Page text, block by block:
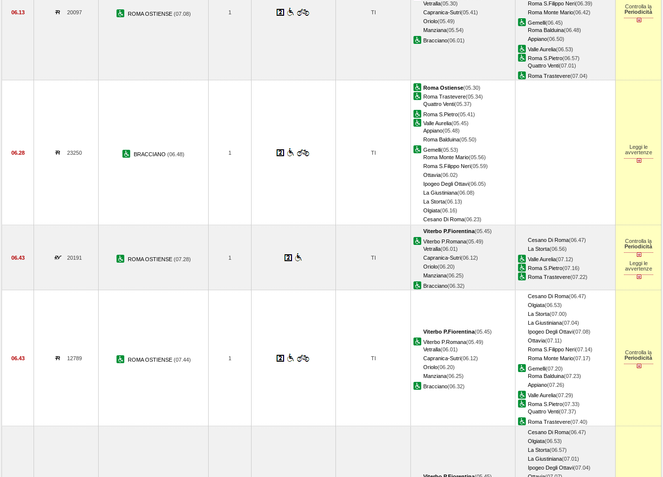
06.13 20097 ROMA OSTIENSE (07.08) 1 TI
Vetralla(05.30)
Capranica-Sutri(05.41)
Oriolo(05.49)
Manziana(05.54)
Bracciano(06.01)
Roma S.Filippo Neri(06.39)
Roma Monte Mario(06.42)
Gemelli(06.45)
Roma Balduina(06.48)
Appiano(06.50)
Valle Aurelia(06.53)
Roma S.Pietro(06.57)
Quattro Venti(07.01)
Roma Trastevere(07.04)
Controlla la
Periodicità
06.28 23250 BRACCIANO (06.48) 1 TI
Roma Ostiense(05.30)
Roma Trastevere(05.34)
Quattro Venti(05.37)
Roma S.Pietro(05.41)
Valle Aurelia(05.45)
Appiano(05.48)
Roma Balduina(05.50)
Gemelli(05.53)
Roma Monte Mario(05.56)
Roma S.Filippo Neri(05.59)
Ottavia(06.02)
Ipogeo Degli Ottavi(06.05)
La Giustiniana(06.08)
La Storta(06.13)
Olgiata(06.16)
Cesano Di Roma(06.23)
Leggi le
avvertenze
06.43 20191 ROMA OSTIENSE (07.28) 1 TI
Viterbo P.Fiorentina(05.45)
Viterbo P.Romana(05.49)
Vetralla(06.01)
Capranica-Sutri(06.12)
Oriolo(06.20)
Manziana(06.25)
Bracciano(06.32)
Cesano Di Roma(06.47)
La Storta(06.56)
Valle Aurelia(07.12)
Roma S.Pietro(07.16)
Roma Trastevere(07.22)
Controlla la
Periodicità
Leggi le
avvertenze
06.43 12789 ROMA OSTIENSE (07.44) 1 TI
Viterbo P.Fiorentina(05.45)
Viterbo P.Romana(05.49)
Vetralla(06.01)
Capranica-Sutri(06.12)
Oriolo(06.20)
Manziana(06.25)
Bracciano(06.32)
Cesano Di Roma(06.47)
Olgiata(06.53)
La Storta(07.00)
La Giustiniana(07.04)
Ipogeo Degli Ottavi(07.08)
Ottavia(07.11)
Roma S.Filippo Neri(07.14)
Roma Monte Mario(07.17)
Gemelli(07.20)
Roma Balduina(07.23)
Appiano(07.26)
Valle Aurelia(07.29)
Roma S.Pietro(07.33)
Quattro Venti(07.37)
Roma Trastevere(07.40)
Controlla la
Periodicità
Cesano Di Roma(06.47)
Olgiata(06.53)
La Storta(06.57)
La Giustiniana(07.01)
Ipogeo Degli Ottavi(07.04)